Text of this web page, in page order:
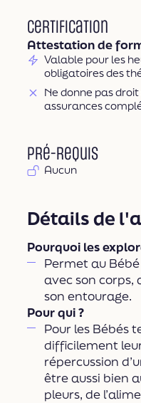
Certification
Attestation de
Valable pour les
obligatoires des
Ne donne pas
assurances
Pré-requis
Aucun
Détails de
Pourquoi les
Permet au
avec son corps,
son entourage.
Pour qui ?
Pour les Bébés
difficilement
répercussion
être aussi bien
pleurs, de